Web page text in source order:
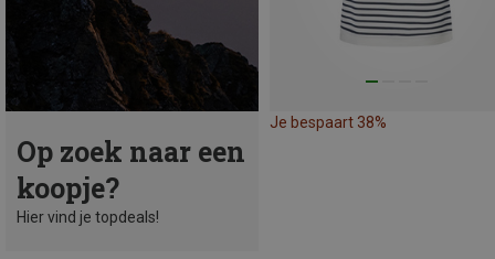
Op zoek naar een
koopje?
Hier vind je topdeals!
Je bespaart 38%